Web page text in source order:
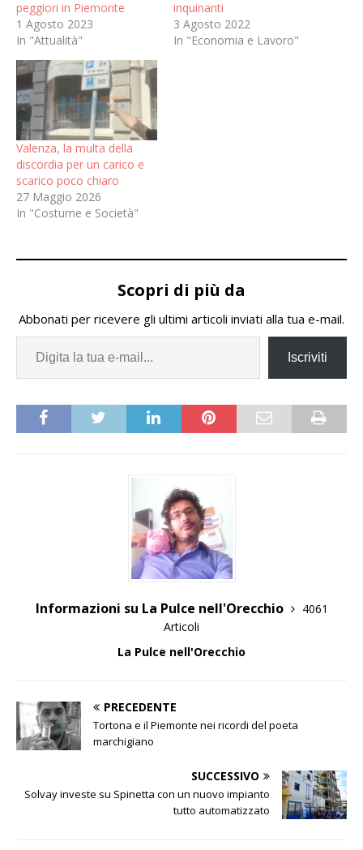
peggiori in Piemonte
1 Agosto 2023
In "Attualità"
inquinanti
3 Agosto 2022
In "Economia e Lavoro"
Valenza, la multa della
discordia per un carico e
scarico poco chiaro
27 Maggio 2026
In "Costume e Società"
Scopri di più da
Abbonati per ricevere gli ultimi articoli inviati alla tua e-mail.
Iscriviti
Informazioni su La Pulce nell'Orecchio
4061
Articoli
La Pulce nell'Orecchio
PRECEDENTE
Tortona e il Piemonte nei ricordi del poeta
marchigiano
SUCCESSIVO
Solvay investe su Spinetta con un nuovo impianto
tutto automatizzato